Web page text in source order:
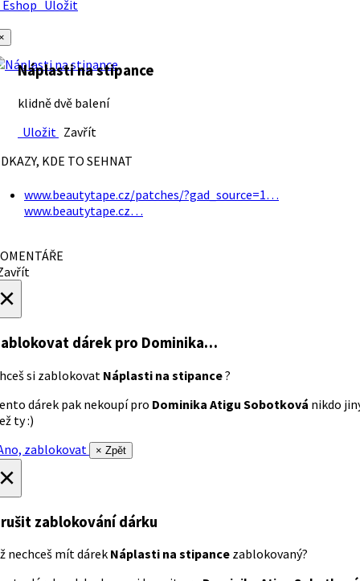
Uložit
Náplasti na stipance
klidně dvě balení
Uložit Zavřít
KDE TO SEHNAT
www.beautytape.cz/patches/?gad_source=1…
www.beautytape.cz…
dárek pro Dominika…
si zablokovat Náplasti na stipance?
dárek pak nekoupí pro Dominika Atigu Sobotková nikdo
ty :)
zablokovat
× Zpět
zablokování dárku
nechceš mít dárek Náplasti na stipance zablokovaný?